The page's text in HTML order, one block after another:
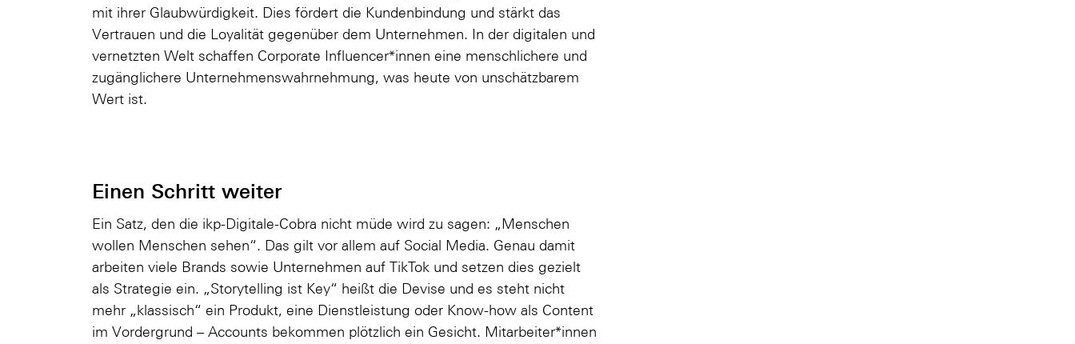
mit ihrer Glaubwürdigkeit. Dies fördert die Kundenbindung und stärkt das
Vertrauen und die Loyalität gegenüber dem Unternehmen. In der digitalen und
vernetzten Welt schaffen Corporate Influencer*innen eine menschlichere und
zugänglichere Unternehmenswahrnehmung, was heute von unschätzbarem
Wert ist.
Einen Schritt weiter
Ein Satz, den die ikp-Digitale-Cobra nicht müde wird zu sagen: „Menschen
wollen Menschen sehen“. Das gilt vor allem auf Social Media. Genau damit
arbeiten viele Brands sowie Unternehmen auf TikTok und setzen dies gezielt
als Strategie ein. „Storytelling ist Key“ heißt die Devise und es steht nicht
mehr „klassisch“ ein Produkt, eine Dienstleistung oder Know-how als Content
im Vordergrund – Accounts bekommen plötzlich ein Gesicht. Mitarbeiter*innen